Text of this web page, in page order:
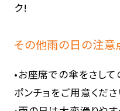
ク!
その他雨の日の注意
•お座席での傘をさして
ポンチョをご用意くだ